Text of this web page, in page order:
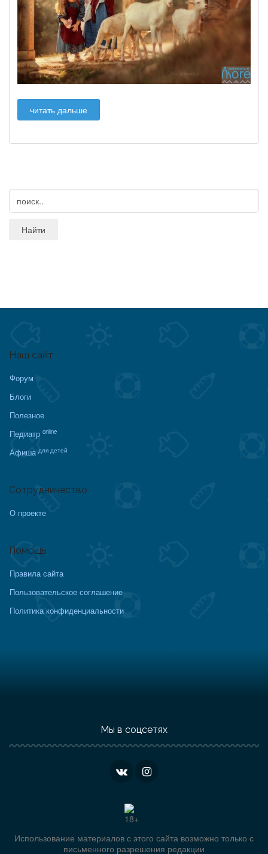
читать дальше
Наш сайт
Форум
Блоги
Полезное
Педиатр online
Афиша для детей
Сотрудничество
О проекте
Помощь
Правила сайта
Пользовательское соглашение
Политика конфиденциальности
Мы в соцсетях
Использование материалов с этого сайта возможно только с
письменного разрешения редакции